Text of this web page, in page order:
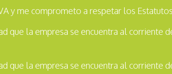
y me comprometo a respetar los
que la empresa se encuentra al corriente
que la empresa se encuentra al corriente